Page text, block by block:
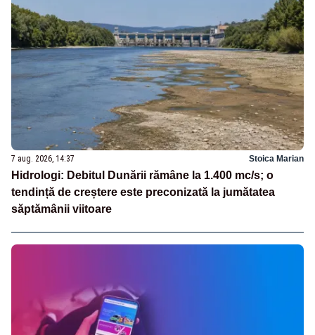
7 aug. 2026, 14:37 Stoica Marian
Hidrologi: Debitul Dunării rămâne la 1.400 mc/s; o
tendință de creștere este preconizată la jumătatea
săptămânii viitoare